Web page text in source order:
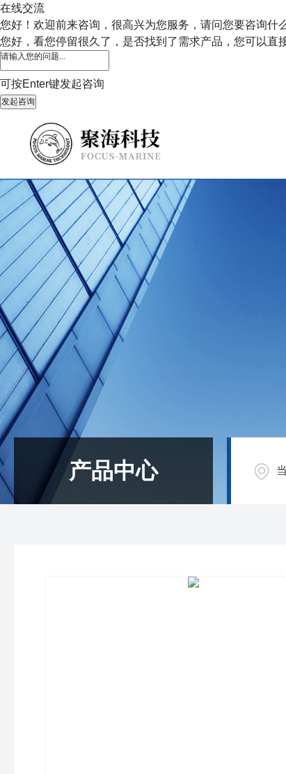
在线交流
您好！欢迎前来咨询，很高兴为您服务，请问您要咨询什
您好，看您停留很久了，是否找到了需求产品，您可以直
可按Enter键发起咨询
发起咨询
产品中心